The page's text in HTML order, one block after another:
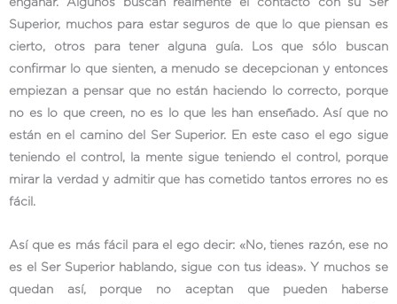
Superior, muchos para estar seguros de que lo que piensan es
cierto, otros para tener alguna guía. Los que sólo buscan
confirmar lo que sienten, a menudo se decepcionan y entonces
empiezan a pensar que no están haciendo lo correcto, porque
no es lo que creen, no es lo que les han enseñado. Así que no
están en el camino del Ser Superior. En este caso el ego sigue
teniendo el control, la mente sigue teniendo el control, porque
mirar la verdad y admitir que has cometido tantos errores no es
fácil.
Así que es más fácil para el ego decir: «No, tienes razón, ese no
es el Ser Superior hablando, sigue con tus ideas». Y muchos se
quedan así, porque no aceptan que pueden haberse